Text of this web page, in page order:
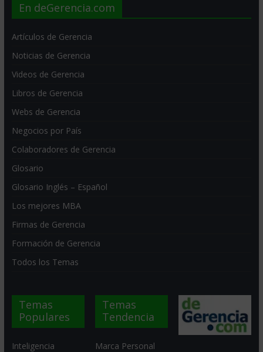
En deGerencia.com
Artículos de Gerencia
Noticias de Gerencia
Videos de Gerencia
Libros de Gerencia
Webs de Gerencia
Negocios por País
Colaboradores de Gerencia
Glosario
Glosario Inglés – Español
Los mejores MBA
Firmas de Gerencia
Formación de Gerencia
Todos los Temas
Temas
Populares
Inteligencia
Temas
Tendencia
Marca Personal